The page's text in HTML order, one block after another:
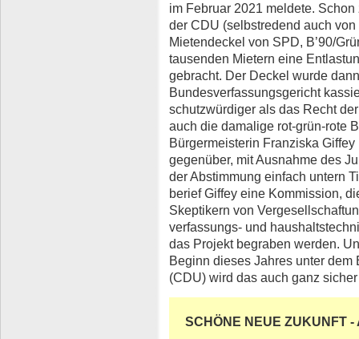
im Februar 2021 meldete.
der CDU (selbstredend auch
Mietendeckel von SPD, B’90/
tausenden Mietern eine
gebracht. Der Deckel wurde
Bundesverfassungsgericht
schutzwürdiger als das Recht
auch die damalige rot-grün-rote
Bürgermeisterin Franziska
gegenüber, mit Ausnahme des
der Abstimmung einfach untern
berief Giffey eine Kommission,
Skeptikern von
verfassungs- und
das Projekt begraben werden.
Beginn dieses Jahres unter
(CDU) wird das auch ganz
SCHÖNE NEUE ZUKUNFT